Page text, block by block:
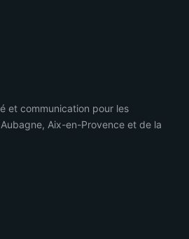
et communication pour les
Aix-en-Provence et de la